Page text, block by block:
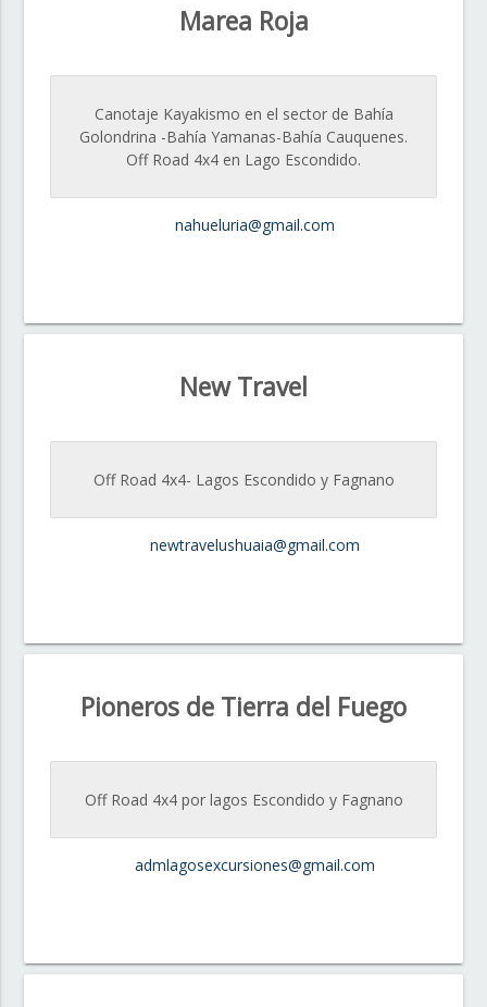
Marea Roja
Canotaje Kayakismo en el sector de Bahía
Golondrina -Bahía Yamanas-Bahía Cauquenes.
Off Road 4x4 en Lago Escondido.
nahueluria@gmail.com
New Travel
Off Road 4x4- Lagos Escondido y Fagnano
newtravelushuaia@gmail.com
Pioneros de Tierra del Fuego
Off Road 4x4 por lagos Escondido y Fagnano
admlagosexcursiones@gmail.com